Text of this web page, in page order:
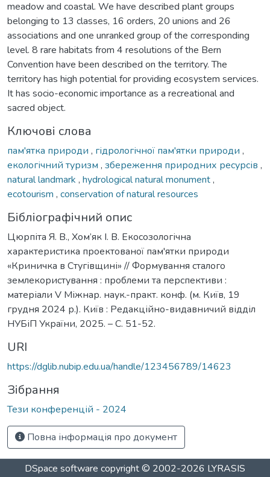
meadow and coastal. We have described plant groups
belonging to 13 classes, 16 orders, 20 unions and 26
associations and one unranked group of the corresponding
level. 8 rare habitats from 4 resolutions of the Bern
Convention have been described on the territory. The
territory has high potential for providing ecosystem services.
It has socio-economic importance as a recreational and
sacred object.
Ключові слова
пам'ятка природи , гідрологічної пам'ятки природи ,
екологічний туризм , збереження природних ресурсів ,
natural landmark , hydrological natural monument,
ecotourism , conservation of natural resources
Бібліографічний опис
Цюрпіта Я. В., Хом’як І. В. Екосозологічна
характеристика проектованої пам'ятки природи
«Криничка в Стугівщині» // Формування сталого
землекористування : проблеми та перспективи :
матеріали V Міжнар. наук.-практ. конф. (м. Київ, 19
грудня 2024 р.). Київ : Редакційно-видавничий відділ
НУБіП України, 2025. – С. 51-52.
URI
https://dglib.nubip.edu.ua/handle/123456789/14623
Зібрання
Тези конференцій - 2024
Повна інформація про документ
DSpace software copyright © 2002-2026 LYRASIS